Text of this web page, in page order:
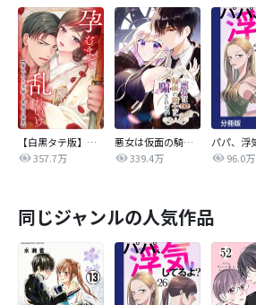
【白黒タテ版】孕むまで乱れいけ～身代わり花嫁と軍服の猛愛
357.7万
悪女は仮面の騎士に騙されない
339.4万
96.0万
同じジャンルの人気作品